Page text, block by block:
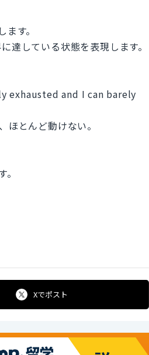
す。
している状態を表現します。
exhausted and I can barely
とんど動けない。
Xでポスト